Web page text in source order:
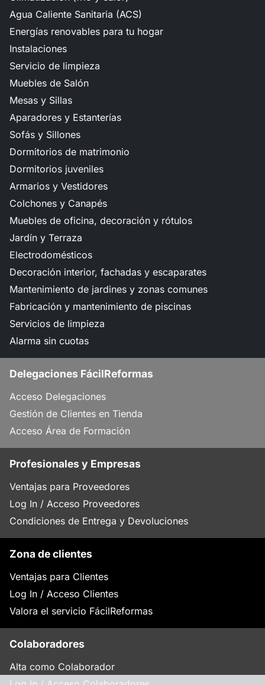
Agua Caliente Sanitaria (ACS)
Energías renovables para tu hogar
Instalaciones
Servicio de limpieza
Muebles de Salón
Mesas y Sillas
Aparadores y Estanterías
Sofás y Sillones
Dormitorios de matrimonio
Dormitorios juveniles
Armarios y Vestidores
Colchones y Canapés
Muebles de oficina, decoración y rótulos
Jardín y Terraza
Electrodomésticos
Decoración interior, fachadas y escaparates
Mantenimiento de jardines y zonas comunes
Fabricación y mantenimiento de piscinas
Servicios de limpieza
Alarma sin cuotas
Delegaciones FácilReformas
Acceso Delegaciones
Gestión de Clientes en Tienda
Acceso Área de Formación
Profesionales y Empresas
Ventajas para Proveedores
Log In / Acceso Proveedores
Condiciones de Entrega y Devoluciones
Zona de clientes
Ventajas para Clientes
Log In / Acceso Clientes
Valora el servicio FácilReformas
Colaboradores
Alta como Colaborador